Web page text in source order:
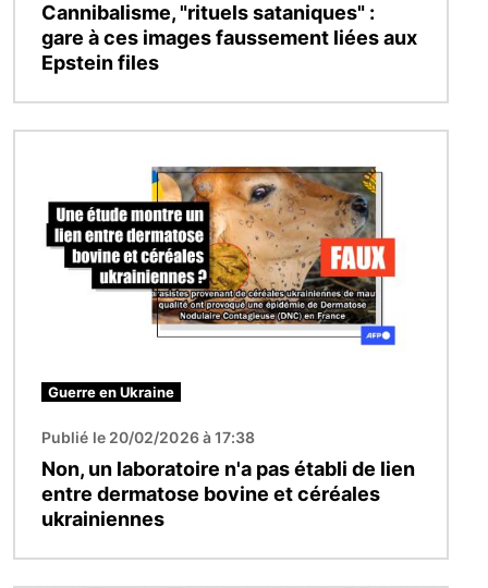
Cannibalisme, "rituels sataniques" :
gare à ces images faussement liées aux
Epstein files
Guerre en Ukraine
Publié le 20/02/2026 à 17:38
Non, un laboratoire n'a pas établi de lien
entre dermatose bovine et céréales
ukrainiennes